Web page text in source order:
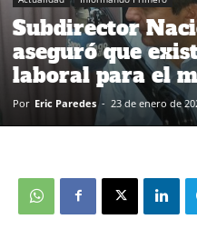
Subdirector
aseguró que
laboral para el
Por Eric Paredes - 23 de enero de